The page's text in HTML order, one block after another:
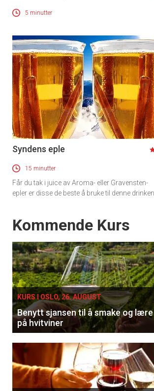
Få ukentlige
Vi tilbyr flere ukentlige
kan fritt velge hvilke du ønsker
5 minutter
Syndens eple
15 minutter
Får du tak i juice av Aroma- eller Gravensten-
epler er disse de beste å bruke til denne drinken.
Events
Kommende Kurs
KURS I OSLO, 26. AUGUST
Benytt sjansen til å smake og
på hvitviner